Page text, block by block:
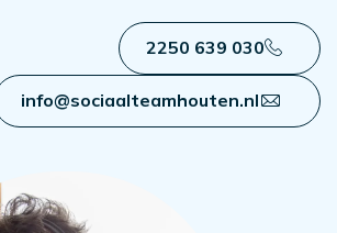
030 639 2250
info@sociaalteamhouten.nl